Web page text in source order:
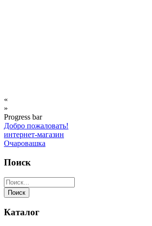
«
»
Progress bar
Добро пожаловать!
интернет-магазин
Очаровашка
Поиск
Поиск
Каталог